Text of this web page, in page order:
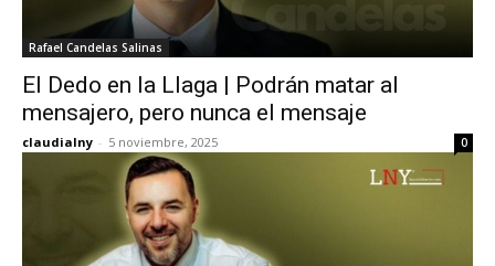
Rafael Candelas Salinas
El Dedo en la Llaga | Podrán matar al
mensajero, pero nunca el mensaje
claudialny - 5 noviembre, 2025 0